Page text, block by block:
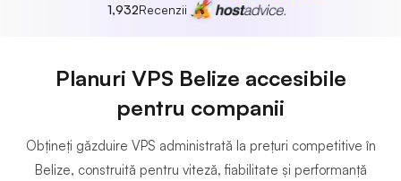
1,932Recenzii
Planuri VPS Belize accesibile
pentru companii
Obțineți găzduire VPS administrată la prețuri competitive în
Belize, construită pentru viteză, fiabilitate și performanță